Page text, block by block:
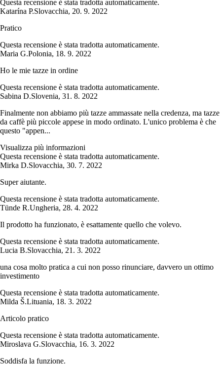
Questa recensione è stata tradotta automaticamente.
Katarína P.Slovacchia, 20. 9. 2022
Pratico
Questa recensione è stata tradotta automaticamente.
Maria G.Polonia, 18. 9. 2022
Ho le mie tazze in ordine
Questa recensione è stata tradotta automaticamente.
Sabina D.Slovenia, 31. 8. 2022
Finalmente non abbiamo più tazze ammassate nella credenza, ma tazze
da caffè più piccole appese in modo ordinato. L'unico problema è che
questo "appen...
Visualizza più informazioni
Questa recensione è stata tradotta automaticamente.
Mirka D.Slovacchia, 30. 7. 2022
Super aiutante.
Questa recensione è stata tradotta automaticamente.
Tünde R.Ungheria, 28. 4. 2022
Il prodotto ha funzionato, è esattamente quello che volevo.
Questa recensione è stata tradotta automaticamente.
Lucia B.Slovacchia, 21. 3. 2022
una cosa molto pratica a cui non posso rinunciare, davvero un ottimo
investimento
Questa recensione è stata tradotta automaticamente.
Milda Š.Lituania, 18. 3. 2022
Articolo pratico
Questa recensione è stata tradotta automaticamente.
Miroslava G.Slovacchia, 16. 3. 2022
Soddisfa la funzione.